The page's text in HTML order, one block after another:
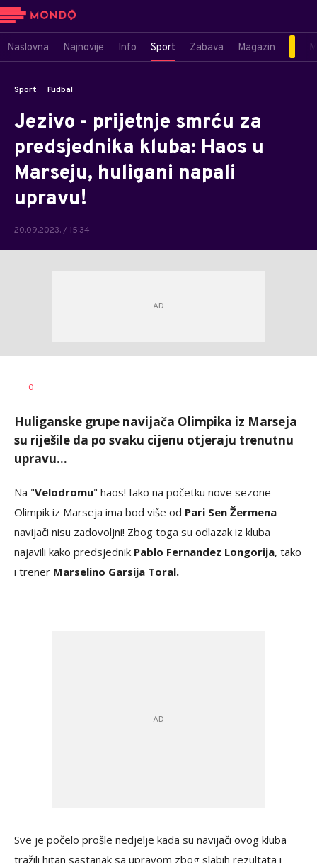
Naslovna Najnovije Info Sport Zabava Magazin
Sport Fudbal
Jezivo - prijetnje smrću za
predsjednika kluba: Haos u
Marseju, huligani napali
upravu!
20.09.2023. / 15:34
AUTOR
0
Huliganske grupe navijača Olimpika iz Marseja
su riješile da po svaku cijenu otjeraju trenutnu
upravu...
Na "Velodromu" haos! Iako na početku nove sezone
Olimpik iz Marseja ima bod više od Pari Sen Žermena
navijači nisu zadovoljni! Zbog toga su odlazak iz kluba
najavili kako predsjednik Pablo Fernandez Longorija, tako
i trener Marselino Garsija Toral.
Sve je počelo prošle nedjelje kada su navijači ovog kluba
tražili hitan sastanak sa upravom zbog slabih rezultata i